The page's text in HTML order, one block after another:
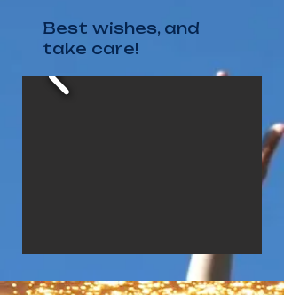
Best wishes, and
take care!